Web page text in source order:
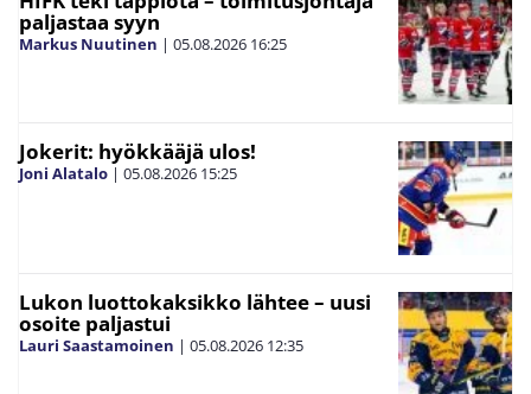
paljastaa syyn
Markus Nuutinen | 05.08.2026 16:25
Jokerit: hyökkääjä ulos!
Joni Alatalo | 05.08.2026 15:25
Lukon luottokaksikko lähtee – uusi
osoite paljastui
Lauri Saastamoinen | 05.08.2026 12:35